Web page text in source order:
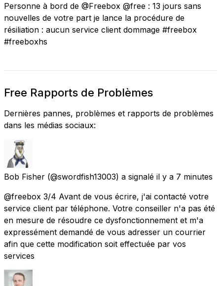
Personne à bord de @Freebox @free : 13 jours sans
nouvelles de votre part je lance la procédure de
résiliation : aucun service client dommage #freebox
#freeboxhs
Free Rapports de Problèmes
Dernières pannes, problèmes et rapports de problèmes
dans les médias sociaux:
Bob Fisher (@swordfish13003) a signalé il y a 7 minutes
@freebox 3/4 Avant de vous écrire, j'ai contacté votre
service client par téléphone. Votre conseiller n'a pas été
en mesure de résoudre ce dysfonctionnement et m'a
expressément demandé de vous adresser un courrier
afin que cette modification soit effectuée par vos
services